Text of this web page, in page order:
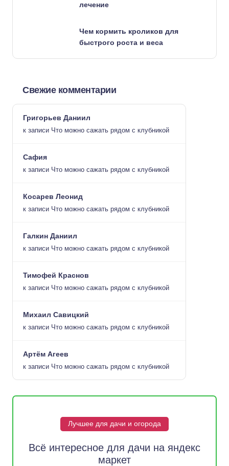
лечение
Чем кормить кроликов для
быстрого роста и веса
Свежие комментарии
Григорьев Даниил
к записи Что можно сажать рядом с клубникой
Сафия
к записи Что можно сажать рядом с клубникой
Косарев Леонид
к записи Что можно сажать рядом с клубникой
Галкин Даниил
к записи Что можно сажать рядом с клубникой
Тимофей Краснов
к записи Что можно сажать рядом с клубникой
Михаил Савицкий
к записи Что можно сажать рядом с клубникой
Артём Агеев
к записи Что можно сажать рядом с клубникой
Лучшее для дачи и огорода
Всё интересное для дачи на яндекс
маркет